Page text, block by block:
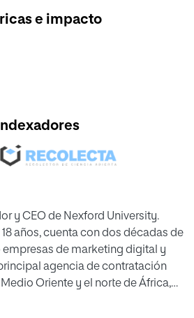
e impacto
Indexadores
y CEO de Nexford University.
años, cuenta con dos décadas de
de marketing digital y
agencia de contratación
Oriente y el norte de África,